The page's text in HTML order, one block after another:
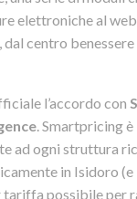
elettroniche al web
centro
l’accordo con
. Smartpricing
ad ogni struttura
in Isidoro
possibile per